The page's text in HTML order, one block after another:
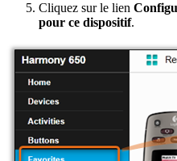
Cliquez sur le lien
pour ce dispositif.